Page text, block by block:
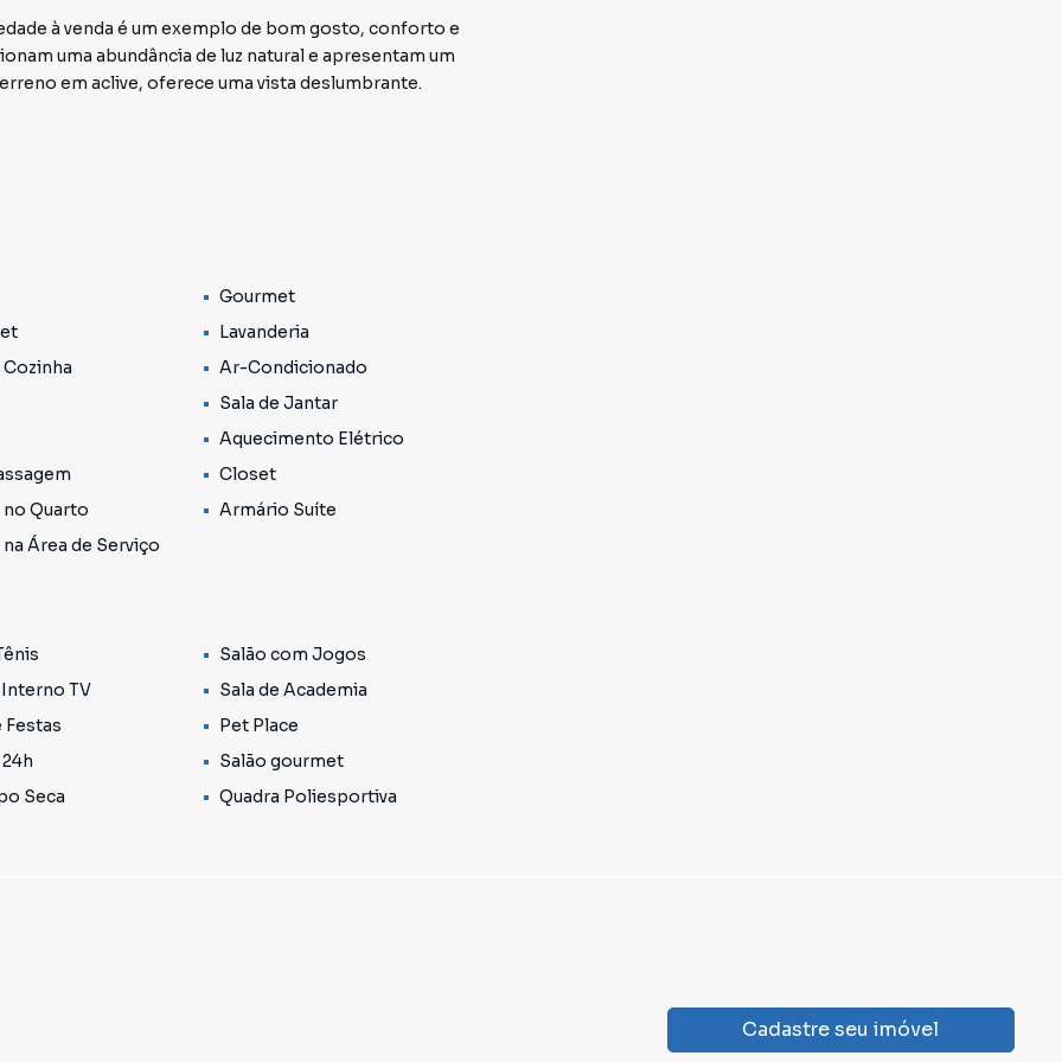
à venda é um exemplo de bom gosto, conforto e
uma abundância de luz natural e apresentam um
em aclive, oferece uma vista deslumbrante.
encantadora. As salas estão integradas,
de relaxamento e entretenimento.
condomínio com excelente lazer e segurança. O clube
como piscina, quadra poliesportiva,
festas, playground e salão de jogos.
no km 30, e a apenas 2 km do centro de Cotia,
estuda permuta de até 40% do valor por um imóvel
e segurança. Não perca a oportunidade de adquirir
1
e em outras regiões de Cotia. Aqui você encontra
combina com seu estilo de vida.
Gourmet
Lavanderia
Ar-Condicionado
Sala de Jantar
Aquecimento Elétrico
Closet
Quarto
Armário Suíte
Área de Serviço
Salão com Jogos
TV
Sala de Academia
Festas
Pet Place
Salão gourmet
Seca Quadra Poliesportiva
Cadastre seu imóvel